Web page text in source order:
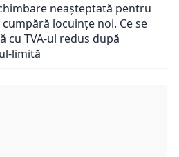
neașteptată pentru
cumpără locuințe noi. Ce se
cu TVA-ul redus după
limită